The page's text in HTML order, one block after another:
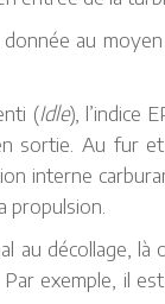
au
(Idle), l’indice
sortie. Au fur
interne
propulsion.
au décollage,
exemple, il